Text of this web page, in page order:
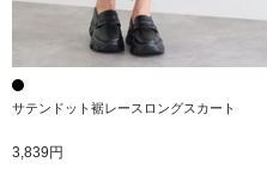
サテンドット裾レースロングスカート
3,839円